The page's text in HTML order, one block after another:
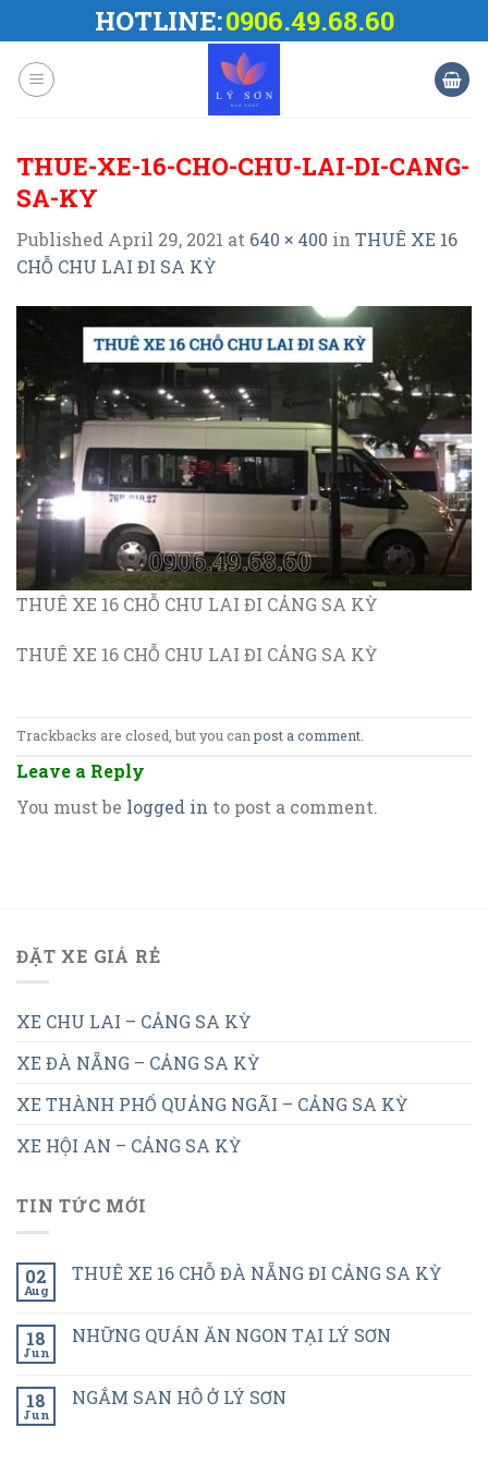
to
content
HOTLINE:0906.49.68.60
THUE-XE-16-CHO-CHU-LAI-DI-CANG-
SA-KY
Published April 29, 2021 at 640 × 400 in THUÊ XE 16
CHỖ CHU LAI ĐI SA KỲ
THUÊ XE 16 CHỖ CHU LAI ĐI CẢNG SA KỲ
THUÊ XE 16 CHỖ CHU LAI ĐI CẢNG SA KỲ
Trackbacks are closed, but you canpost a comment.
Leave a Reply
You must be logged in to post a comment.
ĐẶT XE GIÁ RẺ
XE CHU LAI – CẢNG SA KỲ
XE ĐÀ NẴNG – CẢNG SA KỲ
XE THÀNH PHỐ QUẢNG NGÃI – CẢNG SA KỲ
XE HỘI AN – CẢNG SA KỲ
TIN TỨC MỚI
02
Aug
THUÊ XE 16 CHỖ ĐÀ NẴNG ĐI CẢNG SA KỲ
18
Jun
NHỮNG QUÁN ĂN NGON TẠI LÝ SƠN
18
Jun
NGẮM SAN HÔ Ở LÝ SƠN